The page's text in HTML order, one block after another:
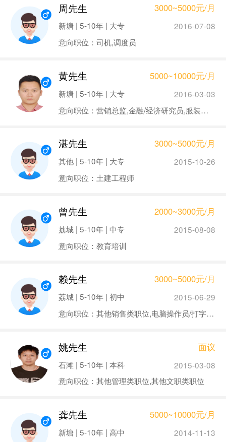
周先生 3000~5000元/月
新塘 | 5-10年 | 大专
2016-07-08
意向职位：司机,调度员
黄先生 5000~10000元/月
新塘 | 5-10年 | 大专
2016-03-03
意向职位：营销总监,金融/经济研究员,服装纺织
湛先生 3000~5000元/月
其他 | 5-10年 | 大专
2015-10-26
意向职位：土建工程师
曾先生 2000~3000元/月
荔城 | 5-10年 | 中专
2015-08-08
意向职位：教育培训
赖先生 3000~5000元/月
荔城 | 5-10年 | 初中
2015-06-29
意向职位：其他销售类职位,电脑操作员/打字员,司机,后勤,其他后勤类职位,其他技工类职位
姚先生 面议
石滩 | 5-10年 | 本科
2015-03-08
意向职位：其他管理类职位,其他文职类职位
龚先生 5000~10000元/月
新塘 | 5-10年 | 高中
2014-11-13